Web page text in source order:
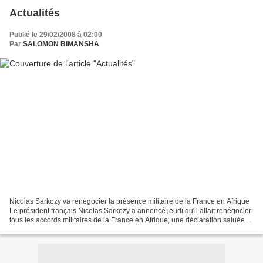
Actualités
Publié le 29/02/2008 à 02:00
Par SALOMON BIMANSHA
Nicolas Sarkozy va renégocier la présence militaire de la France en Afrique
Le président français Nicolas Sarkozy a annoncé jeudi qu'il allait renégocier
tous les accords militaires de la France en Afrique, une déclaration saluée